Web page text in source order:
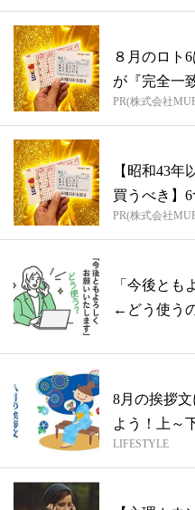
８月のロト
が『完全一
PR(株式会社
【昭和43
買うべき】
方...
PR(株式会社
「今後とも
←どう使う
8月の挨拶
よう！上～
LIFESTYLE